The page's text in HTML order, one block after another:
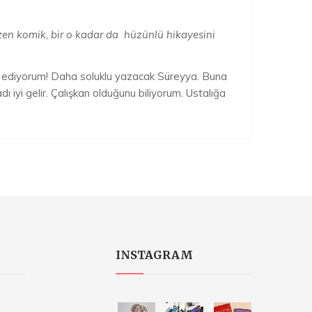
komik, bir o kadar da hüzünlü hikayesini
ediyorum! Daha soluklu yazacak Süreyya. Buna
iyi gelir. Çalışkan olduğunu biliyorum. Ustalığa
INSTAGRAM